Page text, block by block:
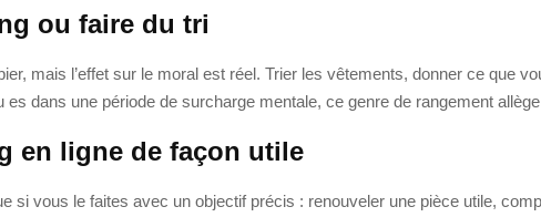
ou faire du tri
mais l’effet sur le moral est réel. Trier les vêtements, donner ce que
dans une période de surcharge mentale, ce genre de rangement allège
en ligne de façon utile
si vous le faites avec un objectif précis : renouveler une pièce utile,